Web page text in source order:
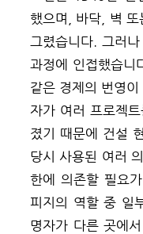
했으며, 바닥, 벽 또
그렸습니다. 그러
과정에 인접했습니
같은 경제의 번영
자가 여러 프로젝
졌기 때문에 건설
당시 사용된 여러
한에 의존할 필요
피지의 역할 중 일
명자가 다른 곳에